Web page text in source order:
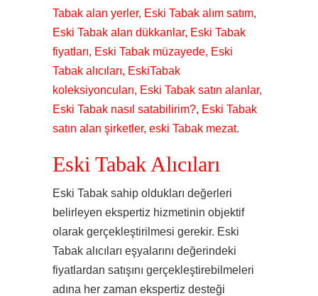
Tabak alan yerler, Eski Tabak alım satım,
Eski Tabak alan dükkanlar, Eski Tabak
fiyatları, Eski Tabak müzayede, Eski
Tabak alıcıları, EskiTabak
koleksiyoncuları, Eski Tabak satın alanlar,
Eski Tabak nasıl satabilirim?, Eski Tabak
satın alan şirketler, eski Tabak mezat.
Eski Tabak Alıcıları
Eski Tabak sahip oldukları değerleri
belirleyen ekspertiz hizmetinin objektif
olarak gerçekleştirilmesi gerekir. Eski
Tabak alıcıları eşyalarını değerindeki
fiyatlardan satışını gerçekleştirebilmeleri
adına her zaman ekspertiz desteği